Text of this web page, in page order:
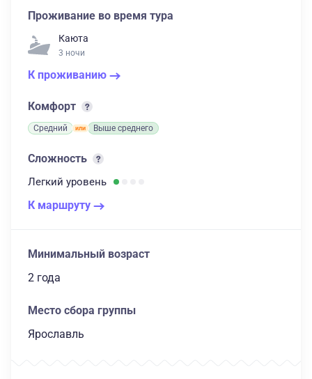
Проживание во время тура
Каюта
3 ночи
К проживанию
Комфорт
Средний Выше среднего
Сложность
Легкий уровень
К маршруту
Минимальный возраст
2 года
Место сбора группы
Ярославль